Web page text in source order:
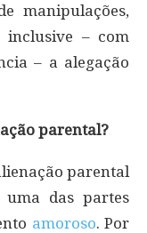
manipulações,
inclusive – com
– a alegação
parental?
parental
uma das partes
amoroso. Por